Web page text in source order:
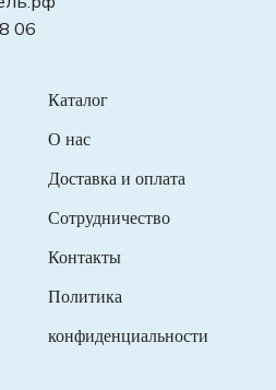
06
Каталог
О нас
Доставка и оплата
Сотрудничество
Контакты
Политика
конфиденциальности